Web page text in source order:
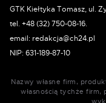
GTK Kiełtyka Tomasz, ul.
tel. +48 (32) 750-08-16.
email: redakcja@ch24.pl
NIP: 631-189-87-10
Nazwy własne firm,
własnością tychże firm,